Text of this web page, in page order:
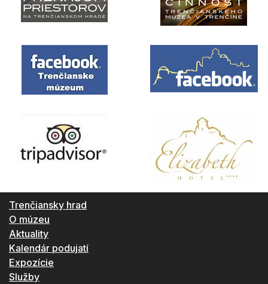
Trenčiansky hrad
O múzeu
Aktuality
Kalendár podujatí
Expozície
Služby